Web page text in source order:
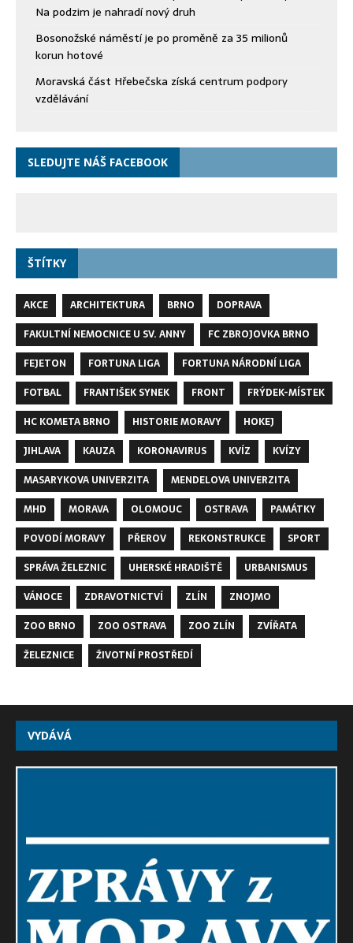
Na podzim je nahradí nový druh
Bosonožské náměstí je po proměně za 35 milionů
korun hotové
Moravská část Hřebečska získá centrum podpory
vzdělávání
SLEDUJTE NÁŠ FACEBOOK
ŠTÍTKY
AKCE ARCHITEKTURA BRNO
DOPRAVA
FAKULTNÍ NEMOCNICE U SV. ANNY
FC ZBROJOVKA BRNO
FEJETON
FORTUNA LIGA
FORTUNA NÁRODNÍ LIGA
FOTBAL
FRANTIŠEK SYNEK FRONT
FRÝDEK-MÍSTEK
HC KOMETA BRNO
HISTORIE MORAVY
HOKEJ
JIHLAVA
KAUZA KORONAVIRUS KVÍZ
KVÍZY
MASARYKOVA UNIVERZITA
MENDELOVA UNIVERZITA
MHD
MORAVA OLOMOUC OSTRAVA
PAMÁTKY
POVODÍ MORAVY
PŘEROV REKONSTRUKCE
SPORT
SPRÁVA ŽELEZNIC
UHERSKÉ HRADIŠTĚ
URBANISMUS
VÁNOCE
ZDRAVOTNICTVÍ ZLÍN
ZNOJMO
ZOO BRNO
ZOO OSTRAVA ZOO ZLÍN
ZVÍŘATA
ŽELEZNICE
ŽIVOTNÍ PROSTŘEDÍ
VYDÁVÁ